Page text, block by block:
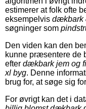
estimerer at folk ofte
eksempelvis dækbark
søgninger som
Den viden kan den
kunne præsentere de
efter dækbark jem og
xl byg. Denne
brug for, at søge sig
For øvrigt kan det i